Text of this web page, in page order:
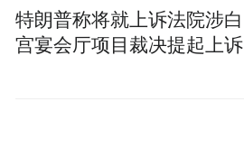
特朗普称将就上诉法院涉白
宫宴会厅项目裁决提起上诉